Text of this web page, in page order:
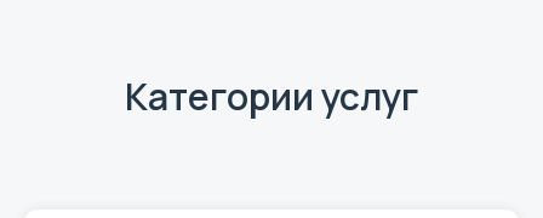
Категории услуг